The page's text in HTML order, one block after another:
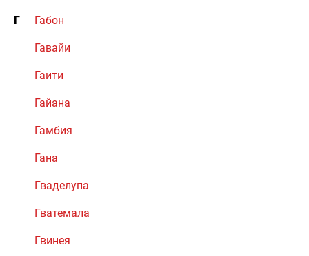
Г Габон
Гавайи
Гаити
Гайана
Гамбия
Гана
Гваделупа
Гватемала
Гвинея